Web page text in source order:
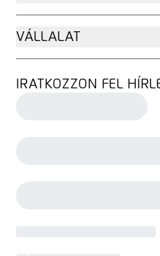
VÁLLALAT
IRATKOZZON FEL